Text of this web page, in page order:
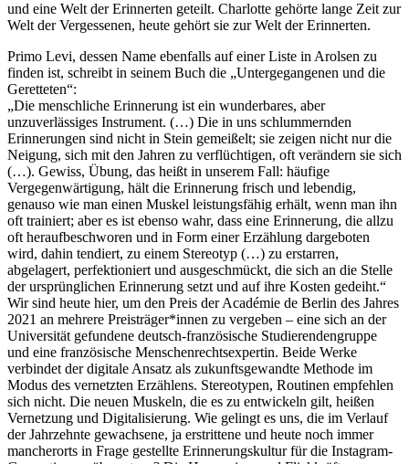
und eine Welt der Erinnerten geteilt. Charlotte gehörte lange Zeit zur
Welt der Vergessenen, heute gehört sie zur Welt der Erinnerten.
Primo Levi, dessen Name ebenfalls auf einer Liste in Arolsen zu
finden ist, schreibt in seinem Buch die „Untergegangenen und die
Geretteten“:
„Die menschliche Erinnerung ist ein wunderbares, aber
unzuverlässiges Instrument. (…) Die in uns schlummernden
Erinnerungen sind nicht in Stein gemeißelt; sie zeigen nicht nur die
Neigung, sich mit den Jahren zu verflüchtigen, oft verändern sie sich
(…). Gewiss, Übung, das heißt in unserem Fall: häufige
Vergegenwärtigung, hält die Erinnerung frisch und lebendig,
genauso wie man einen Muskel leistungsfähig erhält, wenn man ihn
oft trainiert; aber es ist ebenso wahr, dass eine Erinnerung, die allzu
oft heraufbeschworen und in Form einer Erzählung dargeboten
wird, dahin tendiert, zu einem Stereotyp (…) zu erstarren,
abgelagert, perfektioniert und ausgeschmückt, die sich an die Stelle
der ursprünglichen Erinnerung setzt und auf ihre Kosten gedeiht.“
Wir sind heute hier, um den Preis der Académie de Berlin des Jahres
2021 an mehrere Preisträger*innen zu vergeben – eine sich an der
Universität gefundene deutsch-französische Studierendengruppe
und eine französische Menschenrechtsexpertin. Beide Werke
verbindet der digitale Ansatz als zukunftsgewandte Methode im
Modus des vernetzten Erzählens. Stereotypen, Routinen empfehlen
sich nicht. Die neuen Muskeln, die es zu entwickeln gilt, heißen
Vernetzung und Digitalisierung. Wie gelingt es uns, die im Verlauf
der Jahrzehnte gewachsene, ja erstrittene und heute noch immer
mancherorts in Frage gestellte Erinnerungskultur für die Instagram-